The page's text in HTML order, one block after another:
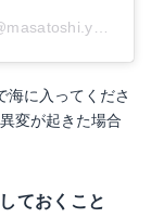
海に入ってくださ
変が起きた場合
ておくこと